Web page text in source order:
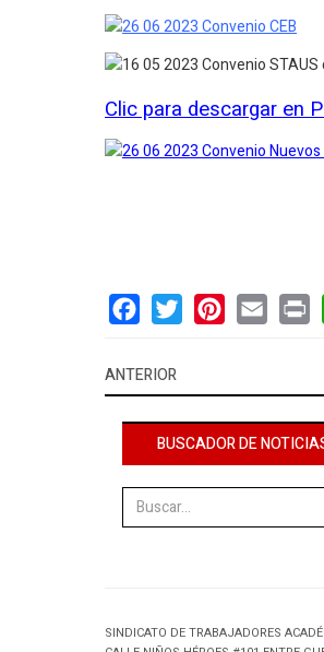
Clic para descargar en
ANTERIOR
BUSCADOR DE
SINDICATO DE TRABAJADORES